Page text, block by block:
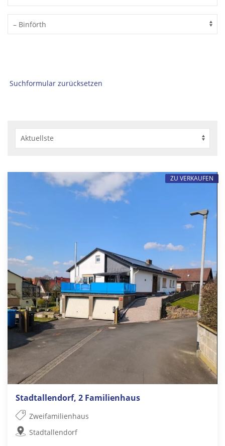
Suchformular zurücksetzen
Stadtallendorf, 2 Familienhaus
Zweifamilienhaus
Stadtallendorf
ZU VERKAUFEN